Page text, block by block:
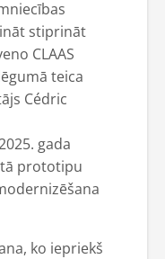
stiprināt
CLAAS
teica
Cédric
gada
prototipu
ko iepriekš